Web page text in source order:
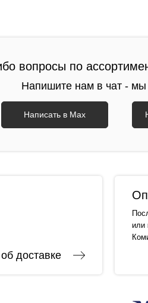
вопросы по
Напишите нам в чат - мы
Написать в Max
доставке
или